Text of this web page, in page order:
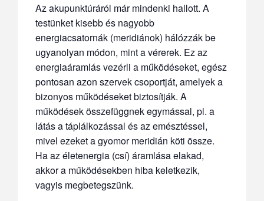
Az akupunktúráról már mindenki hallott. A
testünket kisebb és nagyobb
energiacsatornák (meridiánok) hálózzák be
ugyanolyan módon, mint a vérerek. Ez az
energiaáramlás vezérli a működéseket, egész
pontosan azon szervek csoportját, amelyek a
bizonyos működéseket biztosítják. A
működések összefüggnek egymással, pl. a
látás a táplálkozással és az emésztéssel,
mivel ezeket a gyomor meridián köti össze.
Ha az életenergia (csí) áramlása elakad,
akkor a működésekben hiba keletkezik,
vagyis megbetegszünk.